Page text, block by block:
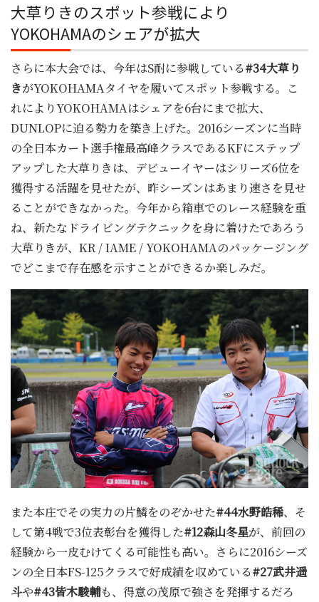
大草りきのスポット参戦により
YOKOHAMAのシェアが拡大
さらに本大会では、今年はS耐に参戦している#34大草り
きがYOKOHAMAタイヤを履いてスポット参戦する。こ
れによりYOKOHAMAはシェアを6台にまで拡大、
DUNLOPに迫る勢力を築き上げた。2016シーズンに当時
の全日本カート選手権最高峰クラスであるKFにステップ
アップした大草りきは、デビューイヤーはシリーズ6位を
獲得する活躍を見せたが、昨シーズンはあまり速さを見せ
ることができなかった。今年から箱車でのレース経験を重
ね、新たなドライビングテクニックを身に着けたであろう
大草りきが、KR / IAME / YOKOHAMAのパッケージング
でどこまで存在感を示すことができるか楽しみだ。
また本庄でその実力の片鱗をのぞかせた#44水野皓稀、そ
して第4戦で3位表彰台を獲得した#12森山冬星が、前回の
経験から一皮むけてくる可能性も高い。さらに2016シーズ
ンの全日本FS-125クラスで好成績を収めている#27武井遥
斗や#43皆木駿輔も、得意の茂原で強さを発揮するだろ